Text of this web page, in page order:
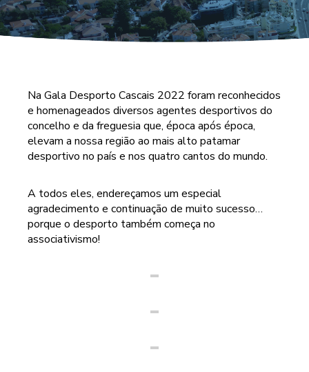
Na Gala Desporto Cascais 2022 foram reconhecidos
e homenageados diversos agentes desportivos do
concelho e da freguesia que, época após época,
elevam a nossa região ao mais alto patamar
desportivo no país e nos quatro cantos do mundo.
A todos eles, endereçamos um especial
agradecimento e continuação de muito sucesso…
porque o desporto também começa no
associativismo!